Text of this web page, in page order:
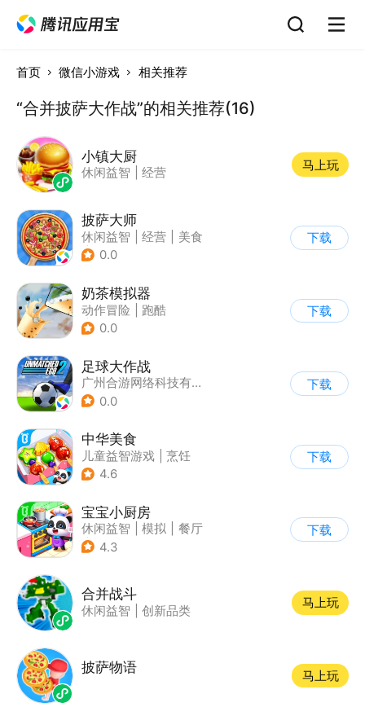
首页 微信小游戏 相关推荐
“合并披萨大作战”的相关推荐(16)
小镇大厨
休闲益智 经营
马上玩
披萨大师
休闲益智 经营
美食
| 清新
0.0
下载
奶茶模拟器
动作冒险
跑酷
| 儿童游戏
0.0
下载
足球大作战
广州合游网络科技有限公司
0.0
下载
中华美食
儿童益智游戏
烹饪
4.6
下载
宝宝小厨房
休闲益智 模拟
餐厅
| 宝宝巴士
4.3
下载
合并战斗
休闲益智 创新品类
马上玩
披萨物语
马上玩